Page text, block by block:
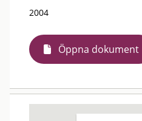
2004
Öppna dokument